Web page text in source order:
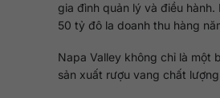
gia đình quản lý và điều
50 tỷ đô la doanh thu hàng
Napa Valley không chỉ là một
sản xuất rượu vang chất